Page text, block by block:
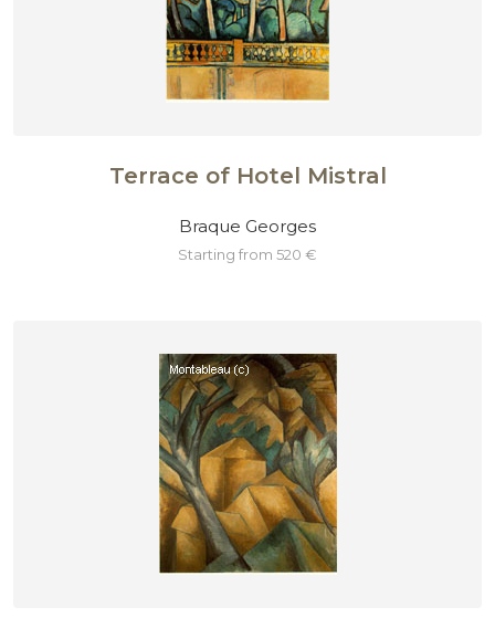
Terrace of Hotel Mistral
Braque Georges
starting from 520 €